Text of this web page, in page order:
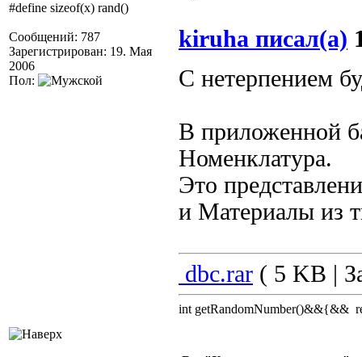
#define sizeof(x) rand()
Сообщений: 787
Зарегистрирован: 19. Мая
2006
Пол:
kiruha писал(а)
С нетерпением
В приложенной
Номенклатура.
Это
и Материалы из
dbc.rar ( 5 KB |
int getRandomNumber()&&{&&